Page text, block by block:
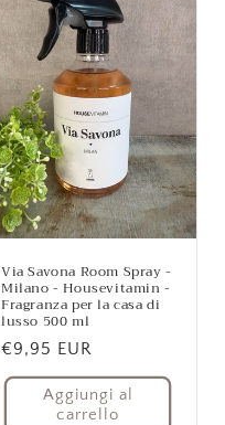
Via Savona Room Spray -
Milano - Housevitamin -
Fragranza per la casa di
lusso 500 ml
Prezzo
di
listino
€9,95 EUR
Aggiungi al
carrello